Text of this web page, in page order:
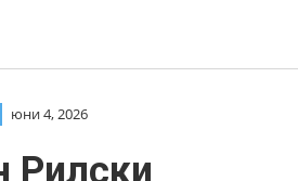
юни 4, 2026
Рилски